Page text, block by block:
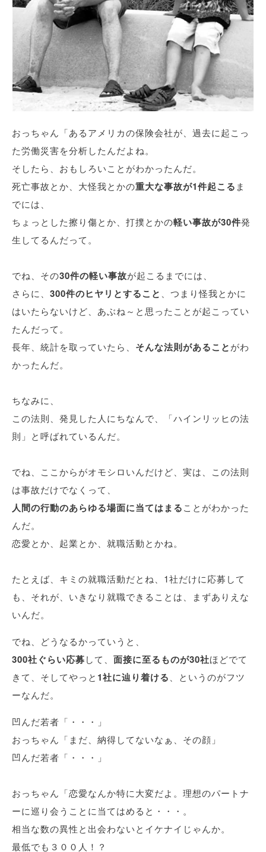
おっちゃん「あるアメリカの保険会社が、過去に起こっ
た労働災害を分析したんだよね。
そしたら、おもしろいことがわかったんだ。
死亡事故とか、大怪我とかの重大な事故が1件起こる ま
でには、
ちょっとした擦り傷とか、打撲とかの軽い事故が30件発
生してるんだって。
でね、その30件の軽い事故が起こるまでには、
さらに、 300件のヒヤリとすること
、つまり怪我とかに
はいたらないけど、あぶね～と思ったことが起こってい
たんだって。
長年、統計を取っていたら、 そんな法則があることがわ
かったんだ。
ちなみに、
この法則、発見した人にちなんで、「ハインリッヒの法
則」と呼ばれているんだ。
でね、ここからがオモシロいんだけど、実は、この法則
は事故だけでなくって、
人間の行動のあらゆる場面に当てはまることがわかった
んだ。
恋愛とか、起業とか、就職活動とかね。
たとえば、キミの就職活動だとね、1社だけに応募して
も、それが、いきなり就職できることは、まずありえな
いんだ。
でね、どうなるかっていうと、
300社ぐらい応募して、 面接に至るものが30社ほどでて
きて、そしてやっと 1社に辿り着ける 、というのがフツ
ーなんだ。
凹んだ若者「・・・」
おっちゃん「まだ、納得してないなぁ、その顔」
凹んだ若者「・・・」
おっちゃん「恋愛なんか特に大変だよ。理想のパートナ
ーに巡り会うことに当てはめると・・・。
相当な数の異性と出会わないとイケナイじゃんか。
最低でも３００人！？